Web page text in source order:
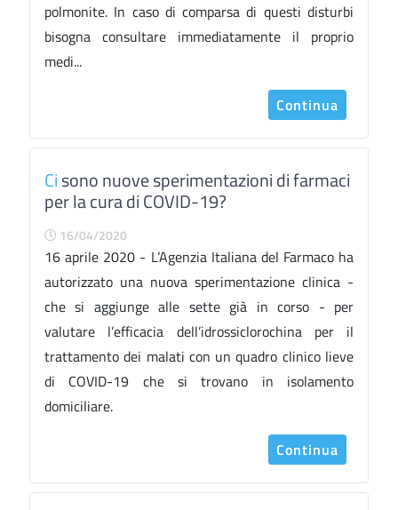
polmonite. In caso di comparsa di questi disturbi
bisogna consultare immediatamente il proprio
medi...
Continua
Cisono nuove sperimentazioni di farmaci
per la cura di COVID-19?
16/04/2020
16 aprile 2020 - L’Agenzia Italiana del Farmaco ha
autorizzato una nuova sperimentazione clinica -
che si aggiunge alle sette già in corso - per
valutare l’efficacia dell’idrossiclorochina per il
trattamento dei malati con un quadro clinico lieve
di COVID-19 che si trovano in isolamento
domiciliare.
Continua